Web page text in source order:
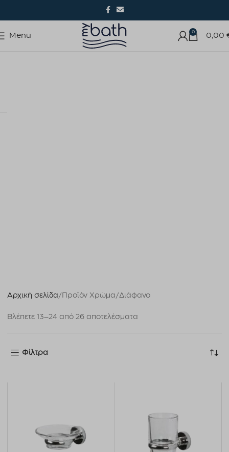
Menu 0 0,00
Αρχική σελίδα Προϊόν Χρώμα Διάφανο
Βλέπετε 13–24 από 26 αποτελέσματα
Φίλτρα